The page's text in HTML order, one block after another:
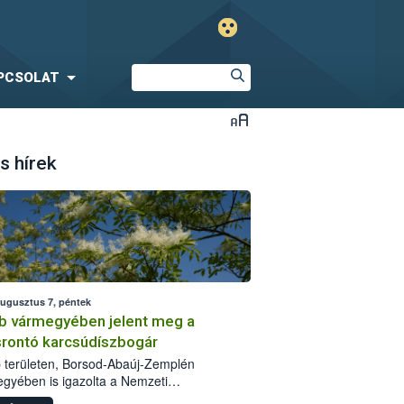
hírek
7, péntek
vármegyében jelent meg a
karcsúdíszbogár
területen, Borsod-Abaúj-Zemplén
is igazolta a Nemzeti
biztonsági Hivatal (Nébih) a